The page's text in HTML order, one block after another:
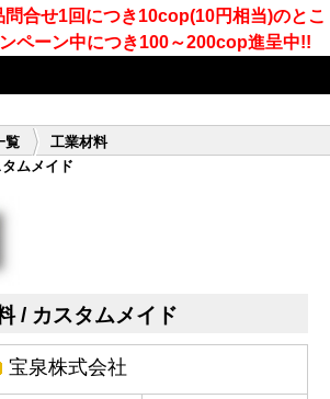
合せ1回につき10cop(10円相当)のとこ
ペーン中につき100～200cop進呈中!!
覧
工業材料
ムメイド
/ カスタムメイド
宝泉株式会社